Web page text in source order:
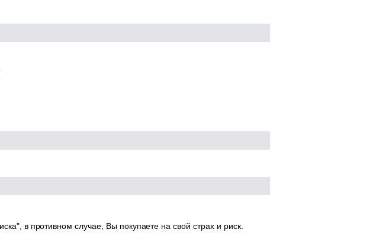
в противном случае, Вы покупаете на свой страх и риск.